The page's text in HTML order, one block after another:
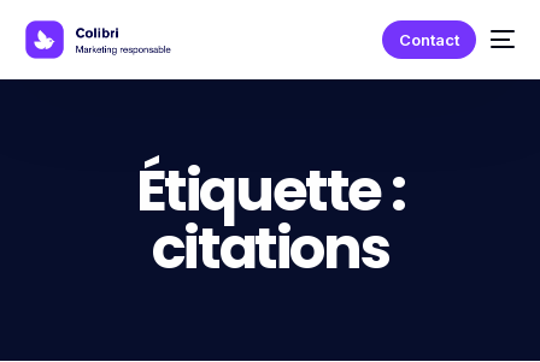
Contact
Étiquette :
citations